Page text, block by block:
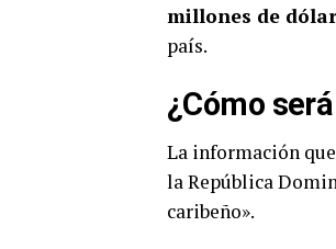
millones de
país.
¿Cómo
La información
la República
caribeño».